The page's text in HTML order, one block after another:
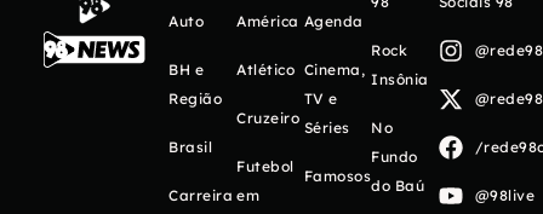
Auto
BH e
Região
Brasil
Carreira
América
Atlético
Cruzeiro
Futebol
em
Agenda
Cinema,
TV e
Séries
Famosos
Rock
Insônia
No
Fundo
do Baú
/
@98live